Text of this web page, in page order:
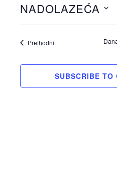
NADOLAZEĆA
PrethodniDogađaji
SUBSCRIBE TO